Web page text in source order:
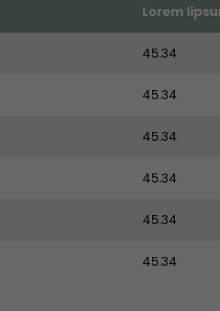
Lorem
45.34
45.34
45.34
45.34
45.34
45.34